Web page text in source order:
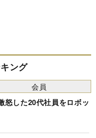
ング
怒した20代社員をロボッ
会員